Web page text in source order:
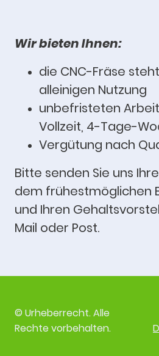
Wir bieten Ihnen:
die CNC-Fräse
alleinigen Nutzung
unbefristeten
Vollzeit, 4-Tage-
Vergütung nach
Bitte senden Sie uns
dem frühestmöglichen
und Ihren
Mail oder Post.
© Urheberrecht. Alle
Rechte vorbehalten.